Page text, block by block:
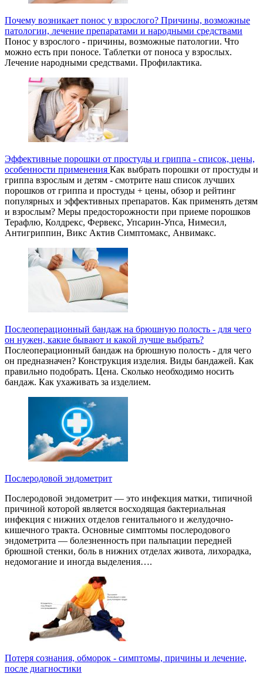
Почему возникает понос у взрослого? Причины, возможные
патологии, лечение препаратами и народными средствами
Понос у взрослого - причины, возможные патологии. Что
можно есть при поносе. Таблетки от поноса у взрослых.
Лечение народными средствами. Профилактика.
Эффективные порошки от простуды и гриппа - список, цены,
особенности применения Как выбрать порошки от простуды и
гриппа взрослым и детям - смотрите наш список лучших
порошков от гриппа и простуды + цены, обзор и рейтинг
популярных и эффективных препаратов. Как применять детям
и взрослым? Меры предосторожности при приеме порошков
Терафлю, Колдрекс, Фервекс, Упсарин-Упса, Нимесил,
Антигриппин, Викс Актив Симптомакс, Анвимакс.
Послеоперационный бандаж на брюшную полость - для чего
он нужен, какие бывают и какой лучше выбрать?
Послеоперационный бандаж на брюшную полость - для чего
он предназначен? Конструкция изделия. Виды бандажей. Как
правильно подобрать. Цена. Сколько необходимо носить
бандаж. Как ухаживать за изделием.
Послеродовой эндометрит
Послеродовой эндометрит — это инфекция матки, типичной
причиной которой является восходящая бактериальная
инфекция с нижних отделов генитального и желудочно-
кишечного тракта. Основные симптомы послеродового
эндометрита — болезненность при пальпации передней
брюшной стенки, боль в нижних отделах живота, лихорадка,
недомогание и иногда выделения….
Потеря сознания, обморок - симптомы, причины и лечение,
после диагностики